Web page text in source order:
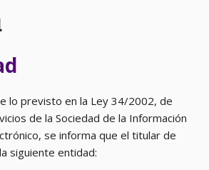
lo previsto en la Ley 34/2002, de
de la Sociedad de la Información
se informa que el titular de
siguiente entidad: